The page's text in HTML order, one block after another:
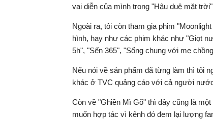
vai diễn của mình trong "Hậu duệ mặt
Ngoài ra, tôi còn tham gia phim
hình, hay như các phim khác như "Giọt
5h", "Sến 365", "Sống chung với mẹ
Nếu nói về sản phẩm đã từng làm thì tôi
khác ở TVC quảng cáo với cả người
Còn về "Ghiền Mì Gõ" thì đây cũng là
muốn hợp tác vì kênh đó đem lại lượng